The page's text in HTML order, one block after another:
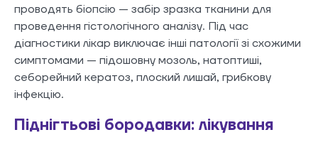
проводять біопсію — забір зразка тканини для
проведення гістологічного аналізу. Під час
діагностики лікар виключає інші патології зі схожими
симптомами — підошовну мозоль, натоптиші,
себорейний кератоз, плоский лишай, грибкову
інфекцію.
Піднігтьові бородавки: лікування